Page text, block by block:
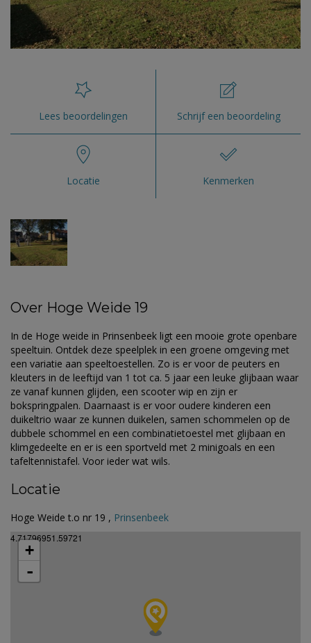
Lees beoordelingen Schrijf een beoordeling
Locatie Kenmerken
Over Hoge Weide 19
In de Hoge weide in Prinsenbeek ligt een mooie grote openbare
speeltuin. Ontdek deze speelplek in een groene omgeving met
een variatie aan speeltoestellen. Zo is er voor de peuters en
kleuters in de leeftijd van 1 tot ca. 5 jaar een leuke glijbaan waar
ze vanaf kunnen glijden, een scooter wip en zijn er
bokspringpalen. Daarnaast is er voor oudere kinderen een
duikeltrio waar ze kunnen duikelen, samen schommelen op de
dubbele schommel en een combinatietoestel met glijbaan en
klimgedeelte en er is een sportveld met 2 minigoals en een
tafeltennistafel. Voor ieder wat wils.
Locatie
Hoge Weide t.o nr 19 , Prinsenbeek
4.71796951.59721
+
-